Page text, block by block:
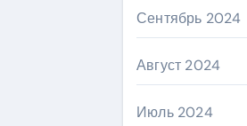
Сентябрь 2024
Август 2024
Июль 2024